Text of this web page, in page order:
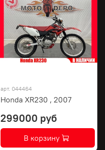
арт. 044464
Honda XR230 , 2007
299000 руб
В корзину